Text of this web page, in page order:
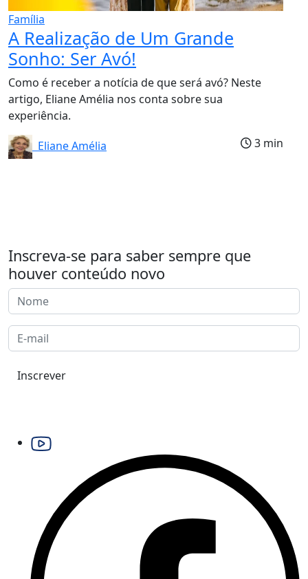
Família
A Realização de Um Grande
Sonho: Ser Avó!
Como é receber a notícia de que será avó? Neste
artigo, Eliane Amélia nos conta sobre sua
experiência.
Eliane Amélia
3 min
Inscreva-se para saber sempre que
houver conteúdo novo
Inscrever